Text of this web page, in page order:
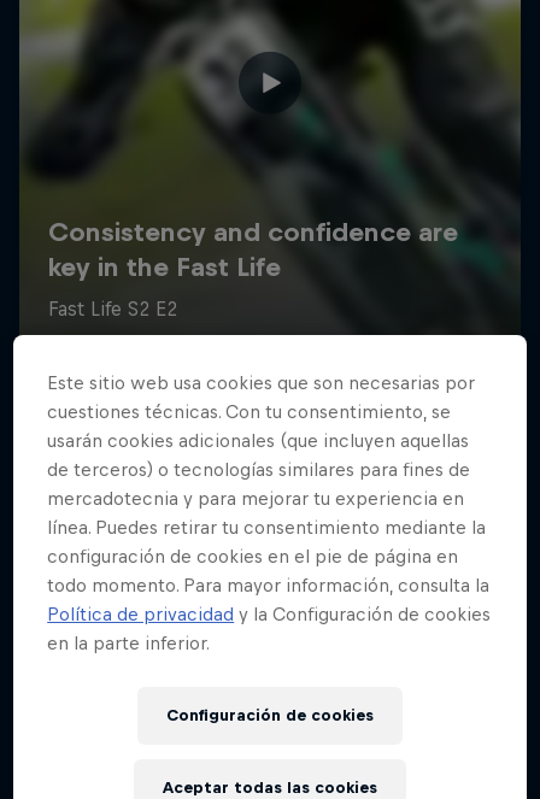
Este sitio web usa cookies que son necesarias por
cuestiones técnicas. Con tu consentimiento, se
usarán cookies adicionales (que incluyen aquellas
de terceros) o tecnologías similares para fines de
mercadotecnia y para mejorar tu experiencia en
línea. Puedes retirar tu consentimiento mediante la
configuración de cookies en el pie de página en
todo momento. Para mayor información, consulta la
Política de privacidad y la Configuración de cookies
en la parte inferior.
Configuración de cookies
Aceptar todas las cookies